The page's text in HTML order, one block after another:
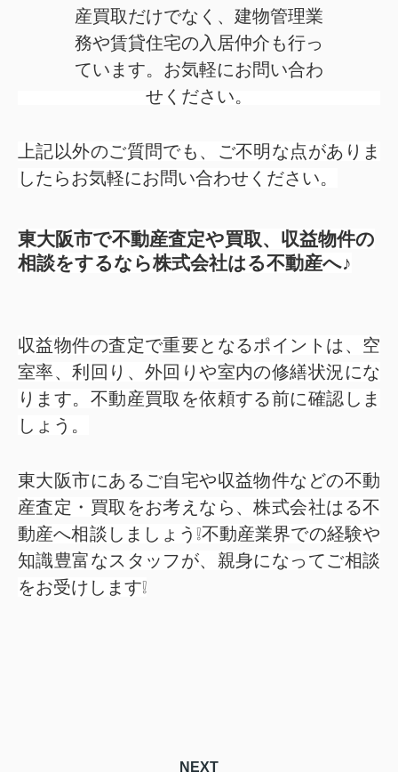
産買取だけでなく、建物管理業
務や賃貸住宅の入居仲介も行っ
ています。お気軽にお問い合わ
せください。
上記以外のご質問でも、ご不明な点がありま
したらお気軽にお問い合わせください。
東大阪市で不動産査定や買取、収益物件の
相談をするなら株式会社はる不動産へ♪
収益物件の査定で重要となるポイントは、空
室率、利回り、外回りや室内の修繕状況にな
ります。不動産買取を依頼する前に確認しま
しょう。
東大阪市にあるご自宅や収益物件などの不動
産査定・買取をお考えなら、株式会社はる不
動産へ相談しましょう❕不動産業界での経験や
知識豊富なスタッフが、親身になってご相談
をお受けします❕
NEXT